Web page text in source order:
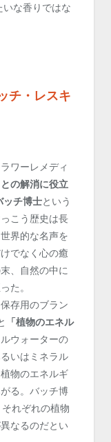
な香りではな
チ・レスキ
ワーレメディ
の解消に役立
ッチ博士という
こう歴史は長
界的な名声を
でなく心の癒
、自然の中に
た。
存用のブラン
「植物のエネル
ウォーターの
いはミネラル
物のエネルギ
る。バッチ博
れぞれの植物
なるのだとい